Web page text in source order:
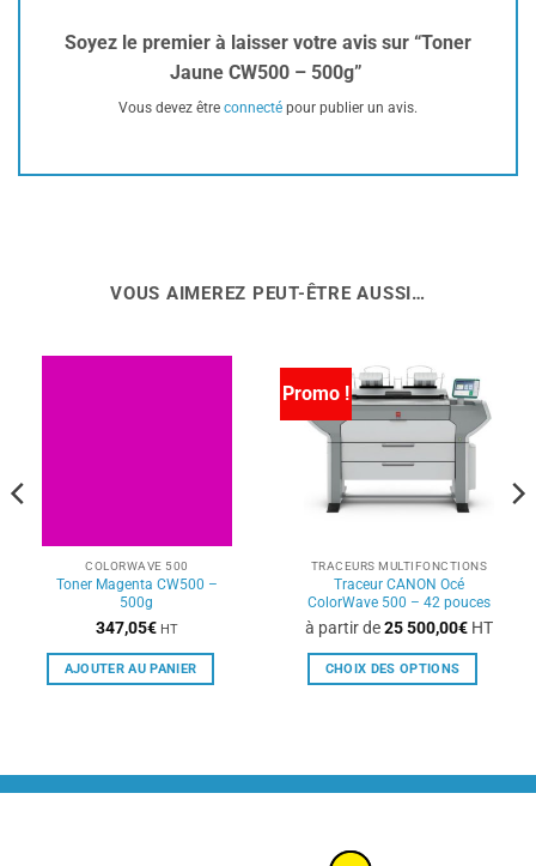
Soyez le premier à laisser votre avis sur “Toner
Jaune CW500 – 500g”
Vous devez être connecté pour publier un avis.
VOUS AIMEREZ PEUT-ÊTRE AUSSI…
COLORWAVE 500
Toner Magenta CW500 –
500g
347,05€ HT
AJOUTER AU PANIER
Promo !
TRACEURS MULTIFONCTIONS
Traceur CANON Océ
ColorWave 500 – 42 pouces
à partir de25 500,00€HT
CHOIX DES OPTIONS
plusieurs
variations.